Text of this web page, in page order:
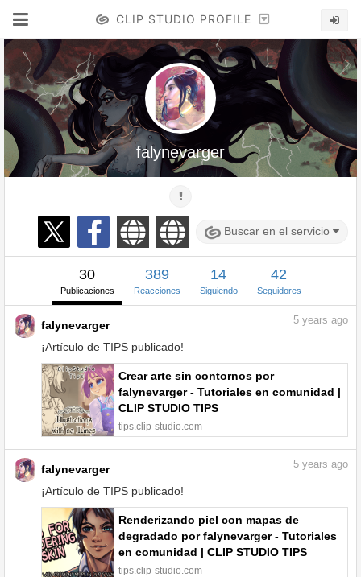
CLIP STUDIO PROFILE
falynevarger
Buscar en el servicio
30
Publicaciones
389
Reacciones
14
Siguiendo
42
Seguidores
falynevarger
¡Artículo de TIPS publicado!
5 years ago
Crear arte sin contornos por
falynevarger - Tutoriales en comunidad |
CLIP STUDIO TIPS
tips.clip-studio.com
falynevarger
¡Artículo de TIPS publicado!
5 years ago
Renderizando piel con mapas de
degradado por falynevarger - Tutoriales
en comunidad | CLIP STUDIO TIPS
tips.clip-studio.com